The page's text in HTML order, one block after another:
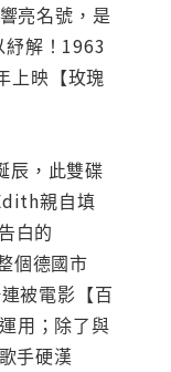
亮名號，是
紓解！1963
上映【玫瑰
辰，此雙碟
親自填
白的
個德國市
被電影【百
用；除了與
手硬漢